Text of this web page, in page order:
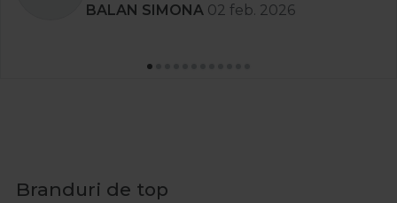
BALAN SIMONA 02 feb. 2026
Branduri de top